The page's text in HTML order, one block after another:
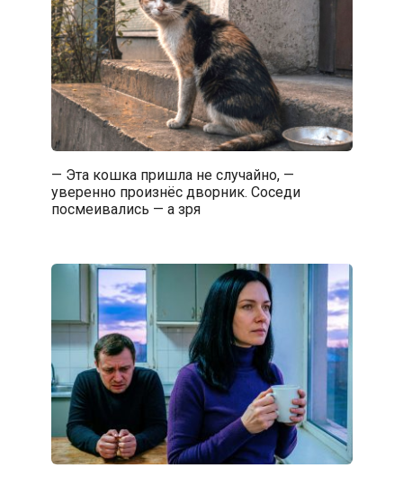
— Эта кошка пришла не случайно, —
уверенно произнёс дворник. Соседи
посмеивались — а зря